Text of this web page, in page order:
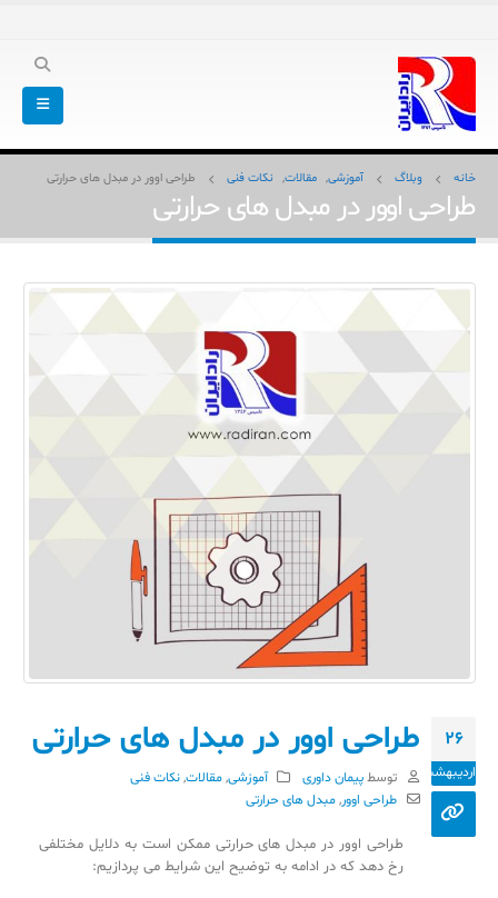
خانه وبلاگ آموزشی, مقالات, نکات فنی
26
اردیبهشت توسط پیمان داوری آموزشی,مقالات,نکات فنی
,مبدل های حرارتی
طراحی اوور در مبدل های حرارتی ممکن است به دلایل مختلفی
رخ دهد که در ادامه به توضیح این شرایط می پردازیم: